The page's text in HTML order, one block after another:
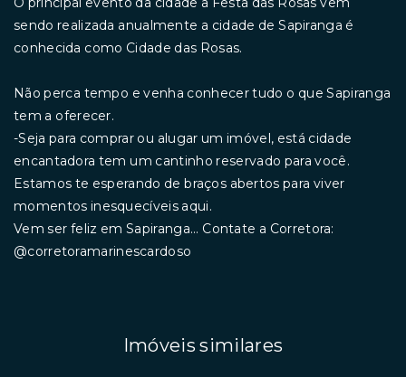
sendo realizada anualmente a cidade de Sapiranga é
conhecida como Cidade das Rosas.
Não perca tempo e venha conhecer tudo o que Sapiranga
tem a oferecer.
-Seja para comprar ou alugar um imóvel, está cidade
encantadora tem um cantinho reservado para você.
Estamos te esperando de braços abertos para viver
momentos inesquecíveis aqui.
Vem ser feliz em Sapiranga... Contate a Corretora:
@corretoramarinescardoso
Imóveis similares